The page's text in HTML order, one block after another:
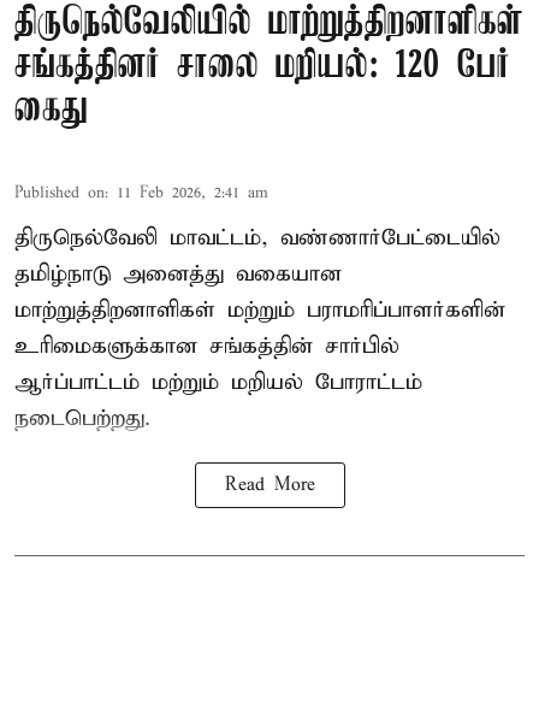
திருநெல்வேலியில் மாற்றுத்திறனாளிகள்
சங்கத்தினர் சாலை மறியல்: 120 பேர்
கைது
Published on: 11 Feb 2026, 2:41 am
திருநெல்வேலி மாவட்டம், வண்ணார்பேட்டையில்
தமிழ்நாடு அனைத்து வகையான
மாற்றுத்திறனாளிகள் மற்றும் பராமரிப்பாளர்களின்
உரிமைகளுக்கான சங்கத்தின் சார்பில்
ஆர்ப்பாட்டம் மற்றும் மறியல் போராட்டம்
நடைபெற்றது.
Read More